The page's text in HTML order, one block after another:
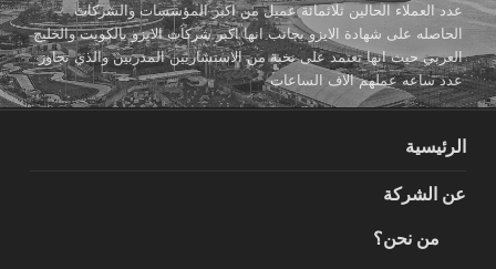
عدد العملاء الحالين ثلاثمائة عميل من اكبر المؤسسات والشركات
الحاصله على شهادة الايزو بجانب انها اكبر شركات الايزو بالكويت والخليج
العربي حيث انها تعتمد على نخبة من الاستشاريين المدربين والذي تجاوز
عدد ساعه عملهم الاف الساعات
الرئيسية
عن الشركة
من نحن؟